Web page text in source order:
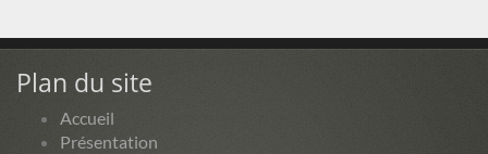
Plan du site
Accueil
Présentation